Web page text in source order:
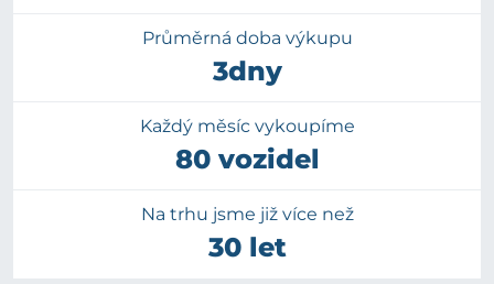
Průměrná doba výkupu
3dny
Každý měsíc vykoupíme
80 vozidel
Na trhu jsme již více než
30 let